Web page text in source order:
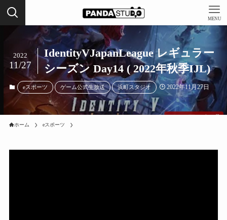
MENU
IdentityVJapanLeague レギュラー
シーズン Day14 ( 2022年秋季IJL)
2022
11/27
eスポーツ ゲーム公式生放送 浜町スタジオ 2022年11月27日
ホーム eスポーツ